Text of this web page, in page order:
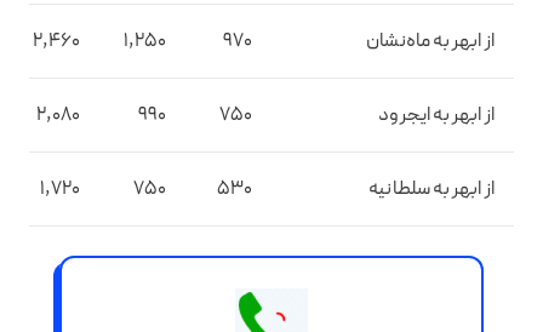
از ابهر به ماه‌نشان 970
1,250
2,460
از ابهر به ایجرود 750
990
2,080
از ابهر به سلطانیه 530
750
1,720